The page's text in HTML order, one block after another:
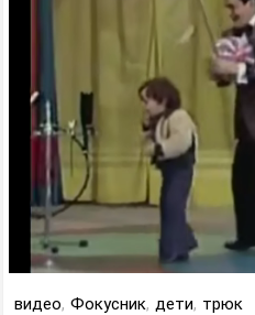
видео, Фокусник, дети, трюк